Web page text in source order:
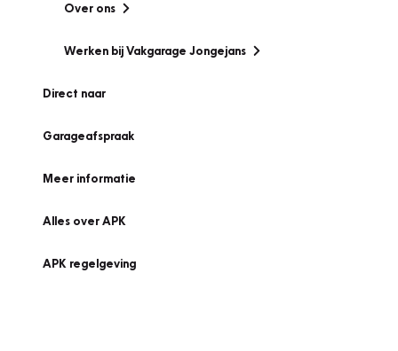
Over ons
Werken bij Vakgarage Jongejans
Direct naar
Garageafspraak
Meer informatie
Alles over APK
APK regelgeving